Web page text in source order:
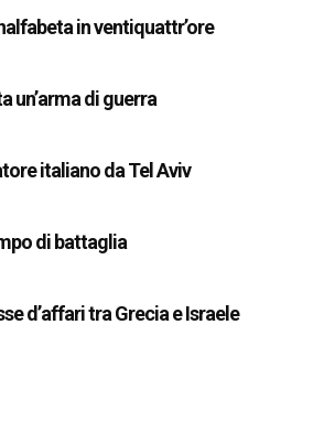
in ventiquattr’ore
un’arma di guerra
italiano da Tel Aviv
di battaglia
d’affari tra Grecia e Israele